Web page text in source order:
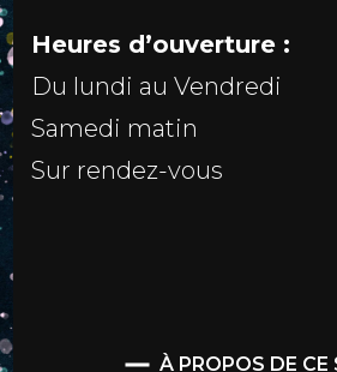
Heures d’ouverture :
Du lundi au Vendredi
Samedi matin
Sur rendez-vous
À PROPOS DE CE